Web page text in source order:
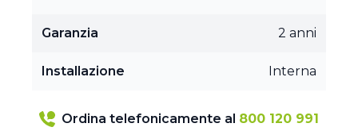
Garanzia 2 anni
Installazione Interna
Ordina telefonicamente al 800 120 991